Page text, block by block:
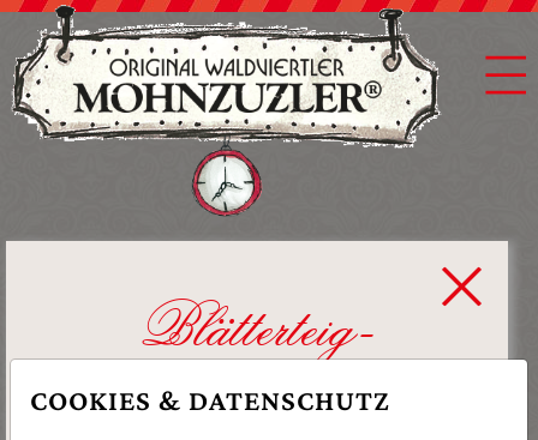
Blätterteig-
Käsestangerl
COOKIES & DATENSCHUTZ